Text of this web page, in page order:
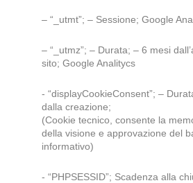
– “_utmt”; – Sessione; Google
– “_utmz”; – Durata; – 6 mesi
sito; Google Analitycs
- “displayCookieConsent”; –
dalla creazione;
(Cookie tecnico, consente la
della visione e approvazione del
informativo)
- “PHPSESSID”; Scadenza alla